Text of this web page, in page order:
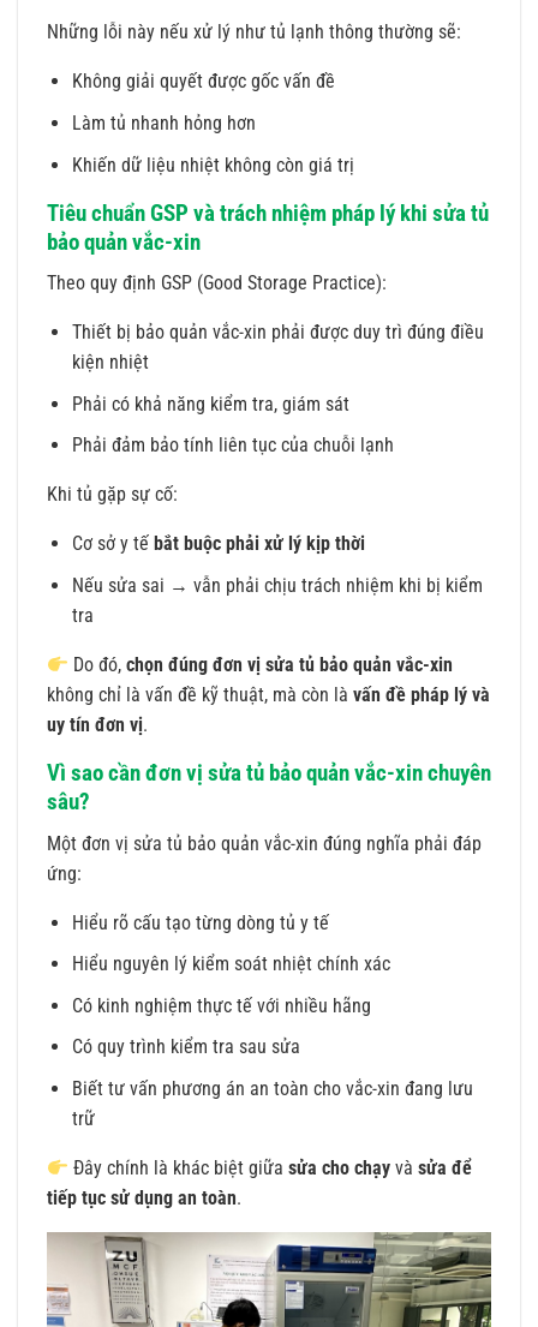
Những lỗi này nếu xử lý như tủ lạnh thông thường sẽ:
Không giải quyết được gốc vấn đề
Làm tủ nhanh hỏng hơn
Khiến dữ liệu nhiệt không còn giá trị
Tiêu chuẩn GSP và trách nhiệm pháp lý khi sửa tủ
bảo quản vắc-xin
Theo quy định GSP (Good Storage Practice):
Thiết bị bảo quản vắc-xin phải được duy trì đúng điều
kiện nhiệt
Phải có khả năng kiểm tra, giám sát
Phải đảm bảo tính liên tục của chuỗi lạnh
Khi tủ gặp sự cố:
Cơ sở y tế bắt buộc phải xử lý kịp thời
Nếu sửa sai → vẫn phải chịu trách nhiệm khi bị kiểm
tra
Do đó,chọn đúng đơn vịsửa tủ bảo quản vắc-xin
không chỉ là vấn đề kỹ thuật, mà còn là vấn đề pháp lý và
uy tín đơn vị.
Vì sao cần đơn vị sửa tủ bảo quản vắc-xin chuyên
sâu?
Một đơn vị sửa tủ bảo quản vắc-xin đúng nghĩa phải đáp
ứng:
Hiểu rõ cấu tạo từng dòng tủ y tế
Hiểu nguyên lý kiểm soát nhiệt chính xác
Có kinh nghiệm thực tế với nhiều hãng
Có quy trình kiểm tra sau sửa
Biết tư vấn phương án an toàn cho vắc-xin đang lưu
trữ
Đây chính là khác biệt giữasửa cho chạy vàsửa để
tiếp tục sử dụng an toàn.